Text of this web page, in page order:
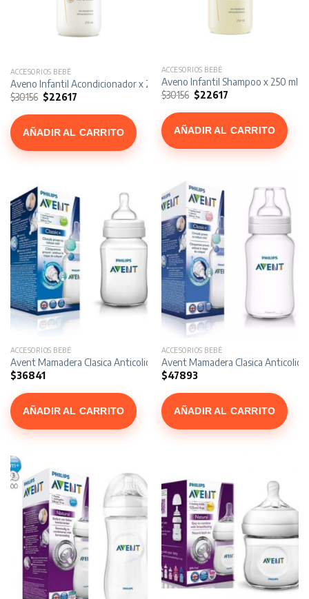
ACCESORIOS BEBÉ
Aveno Infantil Acondicionador x 250 ml
$30156 El
precio
original
$30156.
$22617El
actual
$22617.
AÑADIR AL CARRITO
ACCESORIOS BEBÉ
Aveno Infantil Shampoo x 250 ml
$30156 El
precio
original
$30156.
$22617El
actual
$22617.
AÑADIR AL CARRITO
ACCESORIOS BEBÉ
Avent Mamadera Clasica Anticolicos x 260 ml
$36841
AÑADIR AL CARRITO
ACCESORIOS BEBÉ
Avent Mamadera Clasica
$47893
AÑADIR AL CARRITO